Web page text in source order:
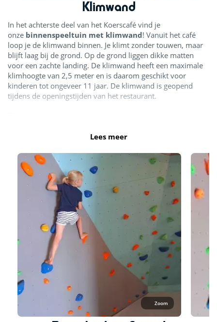
Klimwand
In het achterste deel van het Koerscafé vind je
onze binnenspeeltuin met klimwand! Vanuit het café
loop je de klimwand binnen. Je klimt zonder touwen, maar
blijft laag bij de grond. Op de grond liggen dikke matten
voor een zachte landing. De klimwand heeft een maximale
klimhoogte van 2,5 meter en is daarom geschikt voor
kinderen tot ongeveer 11 jaar. De klimwand is geopend
tijdens de openingstijden van het restaurant.
Lees meer
Zoom